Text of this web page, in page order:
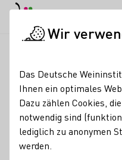
Weingut
Kontakt
Wir
Das Deutsche
Ihnen ein optimales
Dazu zählen Cookies,
notwendig sind
lediglich zu anonymen
werden.